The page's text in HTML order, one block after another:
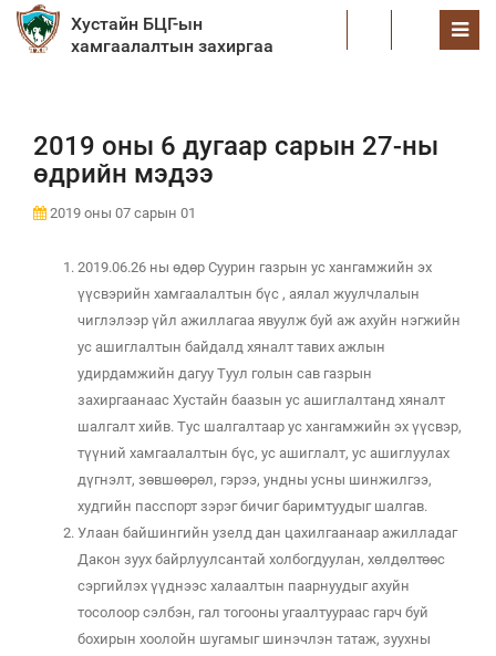
Хустайн БЦГ-ын
хамгаалалтын захиргаа
2019 оны 6 дугаар сарын 27-ны
өдрийн мэдээ
2019 оны 07 сарын 01
2019.06.26 ны өдөр Суурин газрын ус хангамжийн эх
үүсвэрийн хамгаалалтын бүс , аялал жуулчлалын
чиглэлээр үйл ажиллагаа явуулж буй аж ахуйн нэгжийн
ус ашиглалтын байдалд хяналт тавих ажлын
удирдамжийн дагуу Туул голын сав газрын
захиргаанаас Хустайн баазын ус ашиглалтанд хяналт
шалгалт хийв. Тус шалгалтаар ус хангамжийн эх үүсвэр,
түүний хамгаалалтын бүс, ус ашиглалт, ус ашиглуулах
дүгнэлт, зөвшөөрөл, гэрээ, ундны усны шинжилгээ,
худгийн пасспорт зэрэг бичиг баримтуудыг шалгав.
Улаан байшингийн узелд дан цахилгаанаар ажилладаг
Дакон зуух байрлуулсантай холбогдуулан, хөлдөлтөөс
сэргийлэх үүднээс халаалтын паарнуудыг ахуйн
тосолоор сэлбэн, гал тогооны угаалтуураас гарч буй
бохирын хоолойн шугамыг шинэчлэн татаж, зуухны